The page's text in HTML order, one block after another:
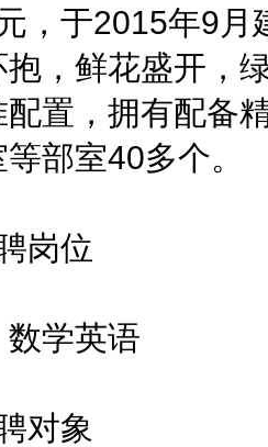
，于2015年9月
，鲜花盛开，
配置，拥有配备
部室40多个。
岗位
学英语
象